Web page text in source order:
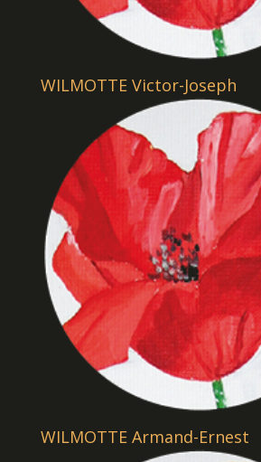
WILMOTTE Victor-Joseph
WILMOTTE Armand-Ernest